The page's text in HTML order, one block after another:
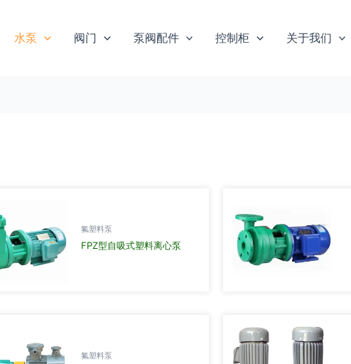
水泵 阀门 泵阀配件 控制柜 关于我们
氟塑料泵
FPZ型自吸式塑料离心泵
氟塑料泵